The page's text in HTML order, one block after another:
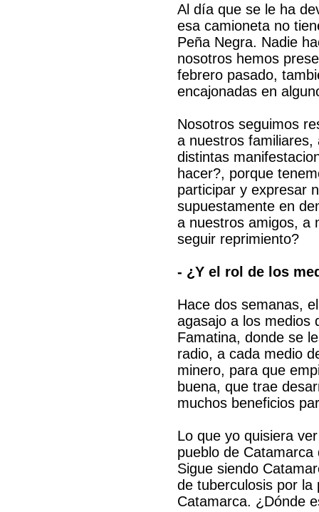
Al día que se le ha
esa camioneta no
Peña Negra. Nadie
nosotros hemos
febrero pasado,
encajonadas en
Nosotros seguimos
a nuestros
distintas
hacer?, porque
participar y expresar
supuestamente en
a nuestros amigos, a
seguir reprimiento?
- ¿Y el rol de los
Hace dos semanas,
agasajo a los medios
Famatina, donde se
radio, a cada medio
minero, para que
buena, que trae
muchos beneficios
Lo que yo quisiera
pueblo de
Sigue siendo
de tuberculosis por la
Catamarca. ¿Dónde